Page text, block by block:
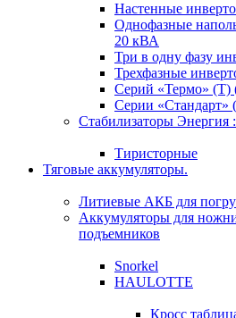
Настенные
Однофазные
20 кВА
Три в одну фазу
Трехфазные
Серий «Термо» (T)
Серии «Стандарт»
Стабилизаторы Энергия
Тиристорные
Тяговые аккумуляторы.
Литиевые АКБ для
Аккумуляторы для
подъемников
Snorkel
HAULOTTE
Кросc